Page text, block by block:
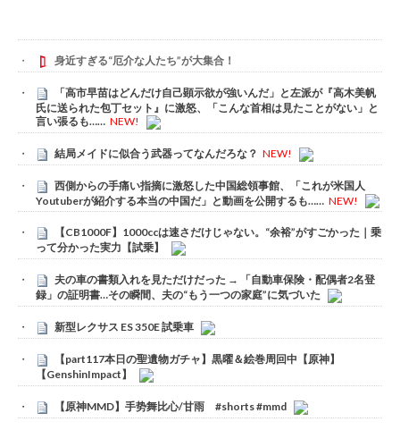
身近すぎる“厄介な人たち”が大集合！
「高市早苗はどんだけ自己顕示欲が強いんだ」と左派が『高木美帆
氏に送られた包丁セット』に激怒、「こんな首相は見たことがない」と
言い張るも…… NEW!
結局メイドに似合う武器ってなんだろな？ NEW!
西側からの手痛い指摘に激怒した中国総領事館、「これが米国人
Youtuberが紹介する本当の中国だ」と動画を公開するも…… NEW!
【CB1000F】1000ccは速さだけじゃない。“余裕”がすごかった｜乗
って分かった実力【試乗】
夫の車の書類入れを見ただけだった → 「自動車保険・配偶者2名登
録」の証明書…その瞬間、夫の“もう一つの家庭”に気づいた
新型レクサス ES 350E 試乗車
【part117本日の聖遺物ガチャ】黒曜＆絵巻周回中【原神】
【GenshinImpact】
【原神MMD】手势舞比心/甘雨 #shorts #mmd